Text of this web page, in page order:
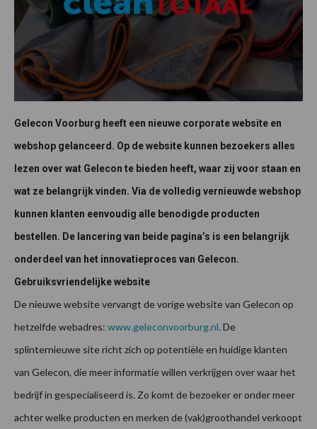
Gelecon Voorburg heeft een nieuwe corporate website en
webshop gelanceerd. Op de website kunnen bezoekers alles
lezen over wat Gelecon te bieden heeft, waar zij voor staan en
wat ze belangrijk vinden. Via de volledig vernieuwde webshop
kunnen klanten eenvoudig alle benodigde producten
bestellen. De lancering van beide pagina’s is een belangrijk
onderdeel van het innovatieproces van Gelecon.
Gebruiksvriendelijke website
De nieuwe website vervangt de vorige website van Gelecon op
hetzelfde webadres: www.geleconvoorburg.nl. De
splinternieuwe site richt zich op potentiële en huidige klanten
van Gelecon, die meer informatie willen verkrijgen over waar het
bedrijf in gespecialiseerd is. Zo komt de bezoeker er onder meer
achter welke producten en merken de (vak)groothandel verkoopt